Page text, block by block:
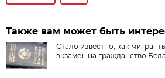
Также вам может быть
Стало известно, как
экзамен на гражданство